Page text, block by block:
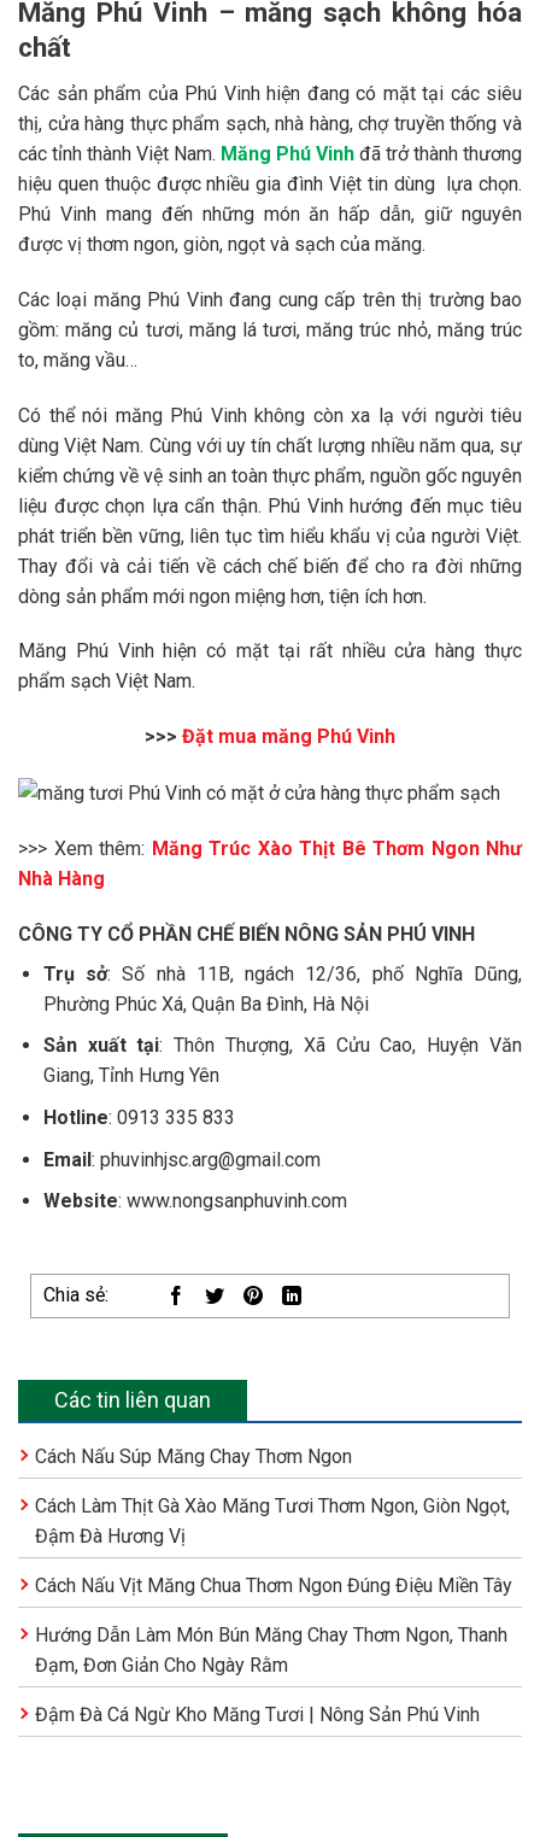
Măng Phú Vinh – măng sạch không hóa
chất
Các sản phẩm của Phú Vinh hiện đang có mặt tại các siêu
thị, cửa hàng thực phẩm sạch, nhà hàng, chợ truyền thống và
các tỉnh thành Việt Nam. Măng Phú Vinh đã trở thành thương
hiệu quen thuộc được nhiều gia đình Việt tin dùng lựa chọn.
Phú Vinh mang đến những món ăn hấp dẫn, giữ nguyên
được vị thơm ngon, giòn, ngọt và sạch của măng.
Các loại măng Phú Vinh đang cung cấp trên thị trường bao
gồm: măng củ tươi, măng lá tươi, măng trúc nhỏ, măng trúc
to, măng vầu…
Có thể nói măng Phú Vinh không còn xa lạ với người tiêu
dùng Việt Nam. Cùng với uy tín chất lượng nhiều năm qua, sự
kiểm chứng về vệ sinh an toàn thực phẩm, nguồn gốc nguyên
liệu được chọn lựa cẩn thận. Phú Vinh hướng đến mục tiêu
phát triển bền vững, liên tục tìm hiểu khẩu vị của người Việt.
Thay đổi và cải tiến về cách chế biến để cho ra đời những
dòng sản phẩm mới ngon miệng hơn, tiện ích hơn.
Măng Phú Vinh hiện có mặt tại rất nhiều cửa hàng thực
phẩm sạch Việt Nam.
>>> Đặt mua măng Phú Vinh
>>> Xem thêm: Măng Trúc Xào Thịt Bê Thơm Ngon Như
Nhà Hàng
CÔNG TY CỔ PHẦN CHẾ BIẾN NÔNG SẢN PHÚ VINH
Trụ sở: Số nhà 11B, ngách 12/36, phố Nghĩa Dũng,
Phường Phúc Xá, Quận Ba Đình, Hà Nội
Sản xuất tại: Thôn Thượng, Xã Cửu Cao, Huyện Văn
Giang, Tỉnh Hưng Yên
Hotline: 0913 335 833
Email: phuvinhjsc.arg@gmail.com
Website: www.nongsanphuvinh.com
Chia sẻ:
Các tin liên quan
Cách Nấu Súp Măng Chay Thơm Ngon
Cách Làm Thịt Gà Xào Măng Tươi Thơm Ngon, Giòn Ngọt,
Đậm Đà Hương Vị
Cách Nấu Vịt Măng Chua Thơm Ngon Đúng Điệu Miền Tây
Hướng Dẫn Làm Món Bún Măng Chay Thơm Ngon, Thanh
Đạm, Đơn Giản Cho Ngày Rằm
Đậm Đà Cá Ngừ Kho Măng Tươi | Nông Sản Phú Vinh